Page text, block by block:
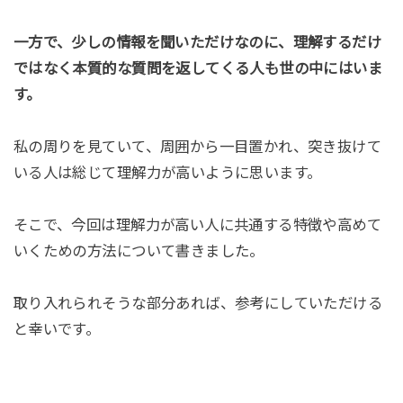
一方で、少しの情報を聞いただけなのに、理解するだけ
ではなく本質的な質問を返してくる人も世の中にはいま
す。
私の周りを見ていて、周囲から一目置かれ、突き抜けて
いる人は総じて理解力が高いように思います。
そこで、今回は理解力が高い人に共通する特徴や高めて
いくための方法について書きました。
取り入れられそうな部分あれば、参考にしていただける
と幸いです。